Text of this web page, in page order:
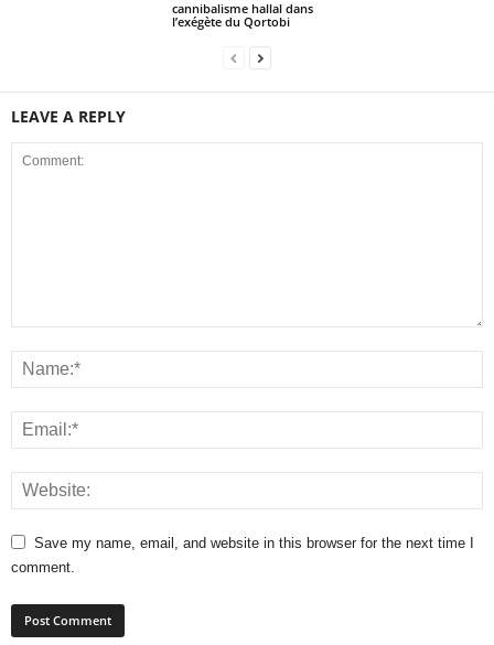
cannibalisme hallal dans
l’exégète du Qortobi
LEAVE A REPLY
Save my name, email, and website in this browser for the next time I
comment.